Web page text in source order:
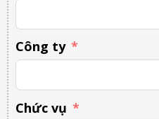
Công ty
Chức vụ